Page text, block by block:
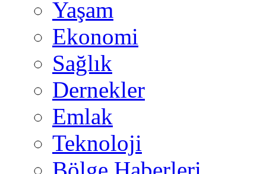
Yaşam
Ekonomi
Sağlık
Dernekler
Emlak
Teknoloji